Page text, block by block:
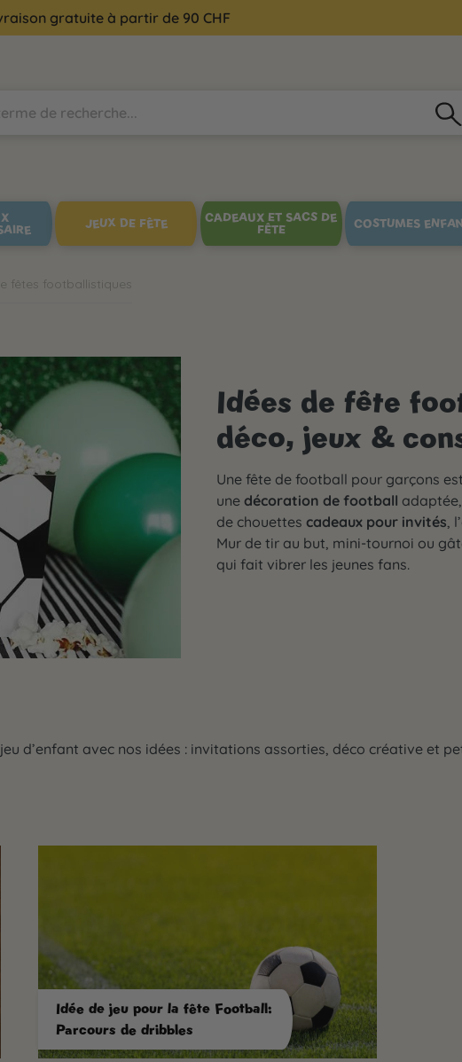
gratuite à partir de 90 CHF
JEUX DE FÊTE
CADEAUX ET SACS DE
FÊTE
COSTUMES
fêtes footballistiques
Idées de fête
déco, jeux &
Une fête de football pour garçons
une décoration de football
de chouettes cadeaux pour invités,
Mur de tir au but, mini-tournoi ou
qui fait vibrer les jeunes fans.
d’enfant avec nos idées : invitations assorties, déco créative et
Idée de jeu pour la fête Football:
Parcours de dribbles